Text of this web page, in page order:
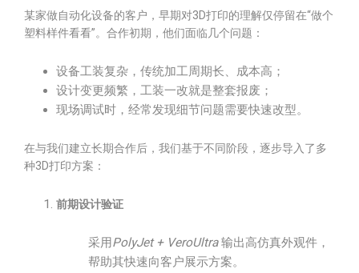
某家做自动化设备的客户，早期对3D打印的理解仅停留在“做个
塑料样件看看”。合作初期，他们面临几个问题：
设备工装复杂，传统加工周期长、成本高；
设计变更频繁，工装一改就是整套报废；
现场调试时，经常发现细节问题需要快速改型。
在与我们建立长期合作后，我们基于不同阶段，逐步导入了多
种3D打印方案：
前期设计验证
采用PolyJet + VeroUltra输出高仿真外观件，
帮助其快速向客户展示方案。